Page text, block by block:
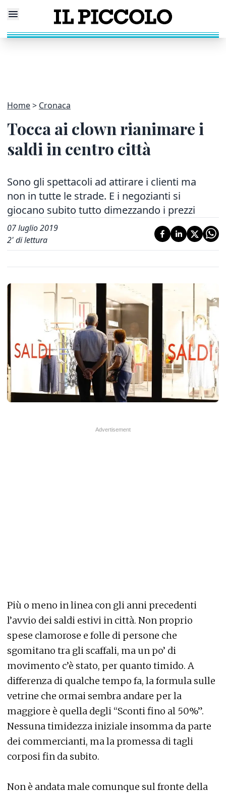
Home Cronaca
Tocca ai clown rianimare i
saldi in centro città
Sono gli spettacoli ad attirare i clienti ma
non in tutte le strade. E i negozianti si
giocano subito tutto dimezzando i prezzi
07 luglio 2019
2' di lettura
Più o meno in linea con gli anni precedenti
l’avvio dei saldi estivi in città. Non proprio
spese clamorose e folle di persone che
sgomitano tra gli scaffali, ma un po’ di
movimento c’è stato, per quanto timido. A
differenza di qualche tempo fa, la formula sulle
vetrine che ormai sembra andare per la
maggiore è quella degli “Sconti fino al 50%”.
Nessuna timidezza iniziale insomma da parte
dei commercianti, ma la promessa di tagli
corposi fin da subito.
Non è andata male comunque sul fronte della